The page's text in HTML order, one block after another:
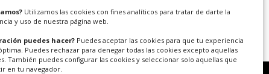
Utilizamos las cookies con fines analíticos para tratar de darte la
y uso de nuestra página web.
puedes hacer? Puedes aceptar las cookies para que tu experiencia
Puedes rechazar para denegar todas las cookies excepto aquellas
También puedes configurar las cookies y seleccionar solo aquellas que
en tu navegador.